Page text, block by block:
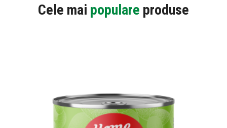
Cele mai populare produse